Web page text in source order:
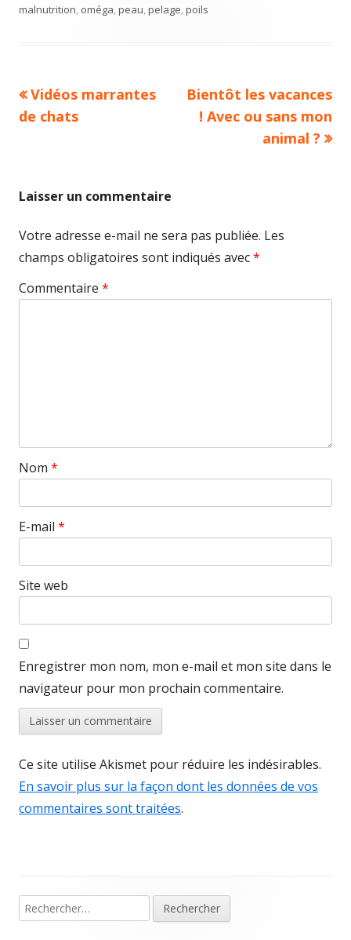
malnutrition, oméga,peau,pelage,poils
Navigation
Previous
article:
Vidéos marrantes
de chats
Next
article:
Bientôt les vacances
! Avec ou sans mon
animal ?
Laisser un commentaire
Votre adresse e-mail ne sera pas publiée. Les
champs obligatoires sont indiqués avec*
Commentaire *
Nom *
E-mail *
Site web
Enregistrer mon nom, mon e-mail et mon site dans le
navigateur pour mon prochain commentaire.
Ce site utilise Akismet pour réduire les indésirables.
En savoir plus sur la façon dont les données de vos
commentaires sont traitées.
Main
Rechercher :